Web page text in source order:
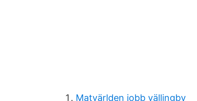
Matvärlden jobb vällingby